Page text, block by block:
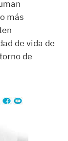
más
de vida de
de